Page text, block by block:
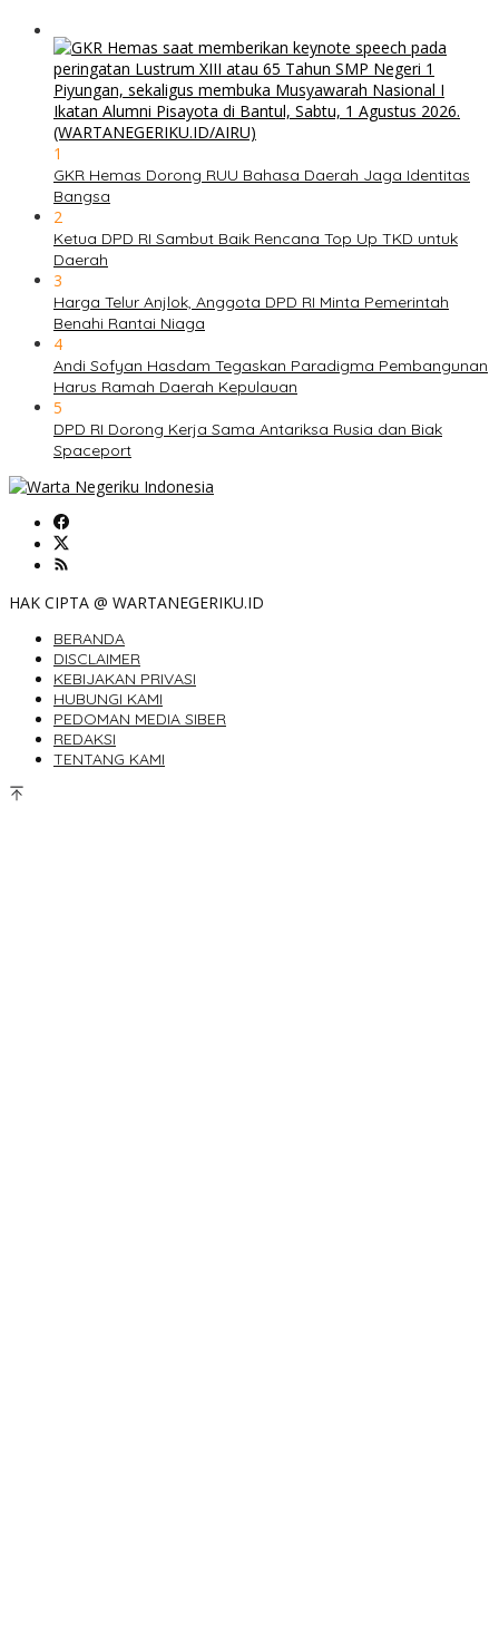
1
GKR Hemas Dorong RUU Bahasa Daerah Jaga Identitas
Bangsa
2
Ketua DPD RI Sambut Baik Rencana Top Up TKD untuk
Daerah
3
Harga Telur Anjlok, Anggota DPD RI Minta Pemerintah
Benahi Rantai Niaga
4
Andi Sofyan Hasdam Tegaskan Paradigma Pembangunan
Harus Ramah Daerah Kepulauan
5
DPD RI Dorong Kerja Sama Antariksa Rusia dan Biak
Spaceport
HAK CIPTA @ WARTANEGERIKU.ID
BERANDA
DISCLAIMER
KEBIJAKAN PRIVASI
HUBUNGI KAMI
PEDOMAN MEDIA SIBER
REDAKSI
TENTANG KAMI